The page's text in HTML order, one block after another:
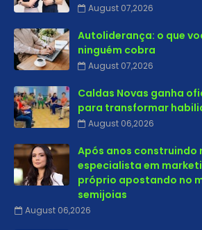
August 07,2026
Autoliderança: o que
ninguém cobra
August 07,2026
Caldas Novas ganha
para transformar
August 06,2026
Após anos construindo
especialista em
próprio apostando no
semijoias
August 06,2026